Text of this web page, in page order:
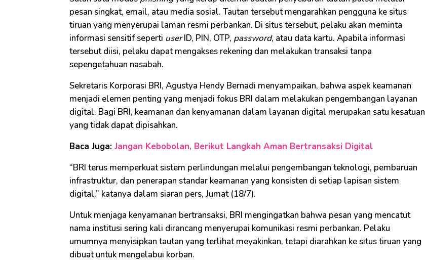
pesan singkat, email, atau media sosial. Tautan tersebut mengarahkan pengguna ke situs
tiruan yang menyerupai laman resmi perbankan. Di situs tersebut, pelaku akan meminta
informasi sensitif seperti userID, PIN, OTP, password, atau data kartu. Apabila informasi
tersebut diisi, pelaku dapat mengakses rekening dan melakukan transaksi tanpa
sepengetahuan nasabah.
Sekretaris Korporasi BRI, Agustya Hendy Bernadi menyampaikan, bahwa aspek keamanan
menjadi elemen penting yang menjadi fokus BRI dalam melakukan pengembangan layanan
digital. Bagi BRI, keamanan dan kenyamanan dalam layanan digital merupakan satu kesatuan
yang tidak dapat dipisahkan.
Baca Juga: Jangan Kebobolan, Berikut Langkah Aman Bertransaksi Digital
“BRI terus memperkuat sistem perlindungan melalui pengembangan teknologi, pembaruan
infrastruktur, dan penerapan standar keamanan yang konsisten di setiap lapisan sistem
digital,” katanya dalam siaran pers, Jumat (18/7).
Untuk menjaga kenyamanan bertransaksi, BRI mengingatkan bahwa pesan yang mencatut
nama institusi sering kali dirancang menyerupai komunikasi resmi perbankan. Pelaku
umumnya menyisipkan tautan yang terlihat meyakinkan, tetapi diarahkan ke situs tiruan yang
dibuat untuk mengelabui korban.